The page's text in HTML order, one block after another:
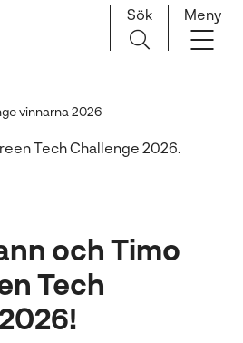
Sök Meny
vinnarna 2026
och Timo
Tech